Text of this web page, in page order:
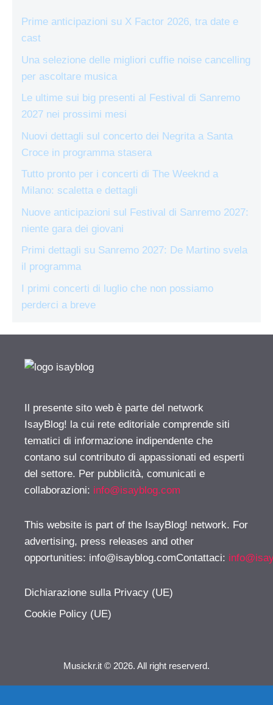
Prime anticipazioni su X Factor 2026, tra date e
cast
Una selezione delle migliori cuffie noise cancelling
per ascoltare musica
Le ultime sui big presenti al Festival di Sanremo
2027 nei prossimi mesi
Nuovi dettagli sul concerto dei Negrita a Santa
Croce in programma stasera
Tutto pronto per i concerti di The Weeknd a
Milano: scaletta e dettagli
Nuove anticipazioni sul Festival di Sanremo 2027:
niente gara dei giovani
Primi dettagli su Sanremo 2027: De Martino svela
il programma
I primi concerti di luglio che non possiamo
perderci a breve
Il presente sito web è parte del network
IsayBlog! la cui rete editoriale comprende siti
tematici di informazione indipendente che
contano sul contributo di appassionati ed esperti
del settore. Per pubblicità, comunicati e
collaborazioni: info@isayblog.com
This website is part of the IsayBlog! network. For
advertising, press releases and other
opportunities: info@isayblog.comContattaci:
Dichiarazione sulla Privacy (UE)
Cookie Policy (UE)
Musickr.it © 2026. All right reserverd.